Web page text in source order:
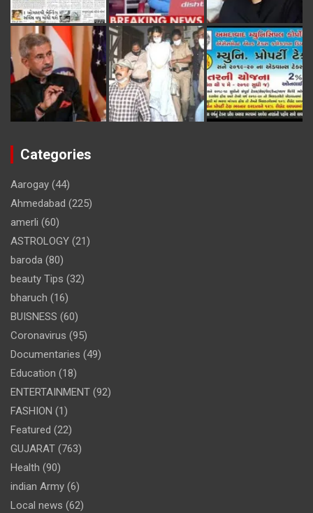
Categories
Aarogay (44)
Ahmedabad (225)
amerli (60)
ASTROLOGY (21)
baroda (80)
beauty Tips (32)
bharuch (16)
BUISNESS (60)
Coronavirus (95)
Documentaries (49)
Education (18)
ENTERTAINMENT (92)
FASHION (1)
Featured (22)
GUJARAT (763)
Health (90)
indian Army (6)
Local news (62)